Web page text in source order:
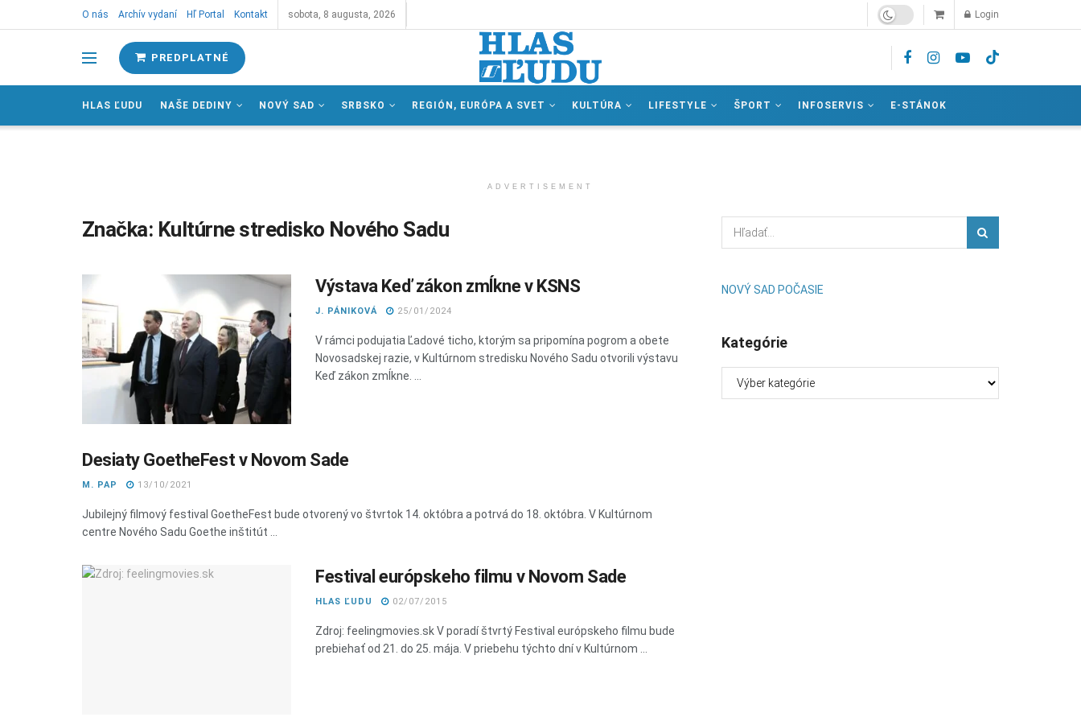
O nás Archív vydaní Hľ Portal Kontakt sobota, 8 augusta, 2026 Login
PREDPLATNÉ
HLAS ĽUDU NAŠE DEDINY NOVÝ SAD SRBSKO REGIÓN, EURÓPA A SVET KULTÚRA LIFESTYLE ŠPORT INFOSERVIS E-STÁNOK
ADVERTISEMENT
Značka: Kultúrne stredisko Nového Sadu
Výstava Keď zákon zmĺkne v KSNS
J. PÁNIKOVÁ 25/01/2024
V rámci podujatia Ľadové ticho, ktorým sa pripomína pogrom a obete
Novosadskej razie, v Kultúrnom stredisku Nového Sadu otvorili výstavu
Keď zákon zmĺkne. ...
Desiaty GoetheFest v Novom Sade
M. PAP 13/10/2021
Jubilejný filmový festival GoetheFest bude otvorený vo štvrtok 14. októbra a potrvá do 18. októbra. V Kultúrnom
centre Nového Sadu Goethe inštitút ...
Festival európskeho filmu v Novom Sade
HLAS ĽUDU 02/07/2015
Zdroj: feelingmovies.sk V poradí štvrtý Festival európskeho filmu bude
prebiehať od 21. do 25. mája. V priebehu týchto dní v Kultúrnom ...
NOVÝ SAD POČASIE
Kategórie